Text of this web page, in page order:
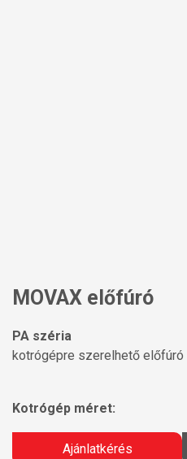
MOVAX előfúró
PA széria
kotrógépre szerelhető előfúró
Kotrógép méret:
Ajánlatkérés